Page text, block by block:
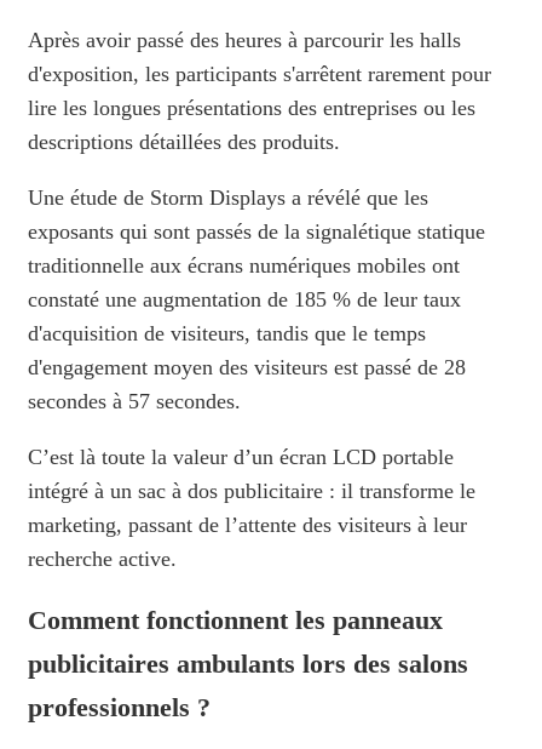
Après avoir passé des heures à parcourir les halls
d'exposition, les participants s'arrêtent rarement pour
lire les longues présentations des entreprises ou les
descriptions détaillées des produits.
Une étude de Storm Displays a révélé que les
exposants qui sont passés de la signalétique statique
traditionnelle aux écrans numériques mobiles ont
constaté une augmentation de 185 % de leur taux
d'acquisition de visiteurs, tandis que le temps
d'engagement moyen des visiteurs est passé de 28
secondes à 57 secondes.
C’est là toute la valeur d’un écran LCD portable
intégré à un sac à dos publicitaire : il transforme le
marketing, passant de l’attente des visiteurs à leur
recherche active.
Comment fonctionnent les panneaux
publicitaires ambulants lors des salons
professionnels ?